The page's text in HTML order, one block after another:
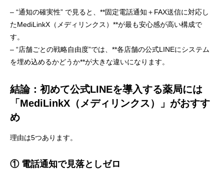
– “通知の確実性” で見ると、**固定電話通知＋FAX送信に対応し
たMediLinkX（メディリンクス）**が最も安心感が高い構成で
す。
– “店舗ごとの戦略自由度”では、**各店舗の公式LINEにシステム
を埋め込めるかどうか**が大きな違いになります。
結論：初めて公式LINEを導入する薬局には
「MediLinkX（メディリンクス）」がおすす
め
理由は5つあります。
① 電話通知で見落としゼロ